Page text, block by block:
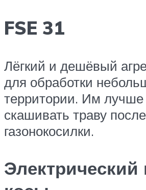
FSE 31
Лёгкий и дешёвый
для обработки
территории. Им лучше
скашивать траву после
газонокосилки.
Электрический